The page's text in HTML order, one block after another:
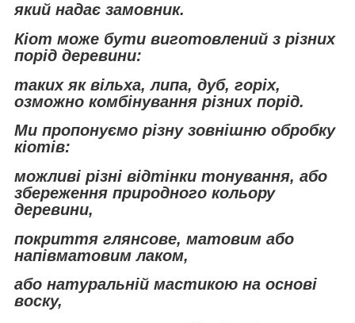
який надає замовник.
Кіот може бути виготовлений з різних
порід деревини:
таких як вільха, липа, дуб, горіх,
озможно комбінування різних порід.
Ми пропонуємо різну зовнішню обробку
кіотів:
можливі різні відтінки тонування, або
збереження природного кольору
деревини,
покриття глянсове, матовим або
напівматовим лаком,
або натуральній мастикою на основі
воску,